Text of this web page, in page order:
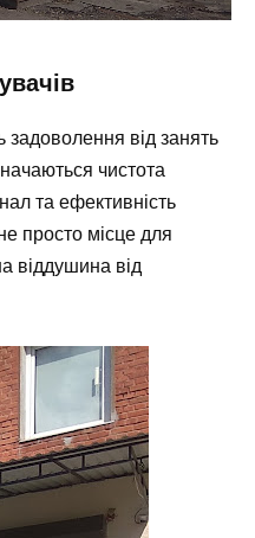
задоволення від занять
чистота
та ефективність
просто місце для
віддушина від